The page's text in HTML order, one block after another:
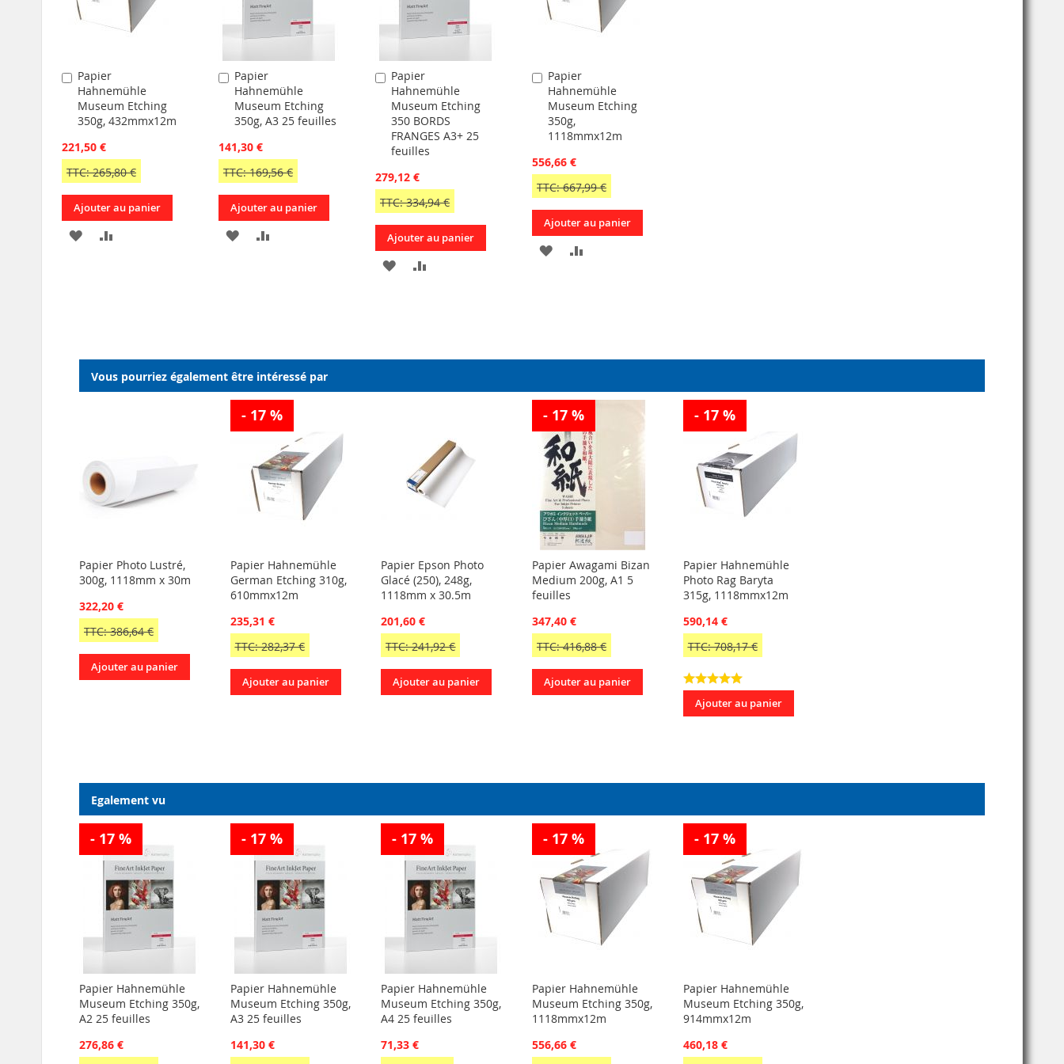
Papier
Hahnemühle
Museum Etching
350g, 432mmx12m
221,50 €
TTC: 265,80 €
Ajouter
au
panier
Ajouter au panier
AJOUTER
Papier
Hahnemühle
Museum Etching
350g, A3 25 feuilles
141,30 €
TTC: 169,56 €
Ajouter
au
panier
Ajouter au panier
AJOUTER
Papier
Hahnemühle
Museum Etching
350 BORDS
FRANGES A3+ 25
feuilles
279,12 €
TTC: 334,94 €
Ajouter
au
panier
Ajouter au panier
AJOUTER
Papier
Hahnemühle
Museum Etching
350g,
1118mmx12m
556,66 €
TTC: 667,99 €
Ajouter
au
panier
Ajouter au panier
AJOUTER
D’ENVIE
Vous pourriez également être intéressé par
Papier Photo Lustré,
300g, 1118mm x 30m
322,20 €
TTC: 386,64 €
Ajouter au panier
- 17 %
Papier Hahnemühle
German Etching 310g,
610mmx12m
235,31 €
TTC: 282,37 €
Ajouter au panier
Papier Epson Photo
Glacé (250), 248g,
1118mm x 30.5m
201,60 €
TTC: 241,92 €
Ajouter au panier
- 17 %
Papier Awagami Bizan
Medium 200g, A1 5
feuilles
347,40 €
TTC: 416,88 €
Ajouter au panier
- 17 %
Papier Hahnemühle
Photo Rag Baryta
315g, 1118mmx12m
590,14 €
TTC: 708,17 €
Ajouter au panier
Egalement vu
- 17 %
Papier Hahnemühle
Museum Etching 350g,
A2 25 feuilles
276,86 €
- 17 %
Papier Hahnemühle
Museum Etching 350g,
A3 25 feuilles
141,30 €
- 17 %
Papier Hahnemühle
Museum Etching 350g,
A4 25 feuilles
71,33 €
- 17 %
Papier Hahnemühle
Museum Etching 350g,
1118mmx12m
556,66 €
- 17 %
Papier Hahnemühle
Museum Etching 350g,
914mmx12m
460,18 €